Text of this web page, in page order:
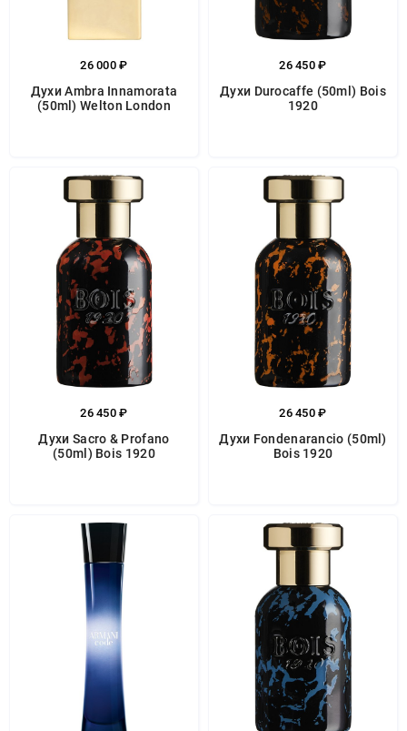
26 000 ₽
Духи Ambra Innamorata
(50ml) Welton London
26 450 ₽
Духи Durocaffe (50ml) Bois
1920
26 450 ₽
Духи Sacro & Profano
(50ml) Bois 1920
26 450 ₽
Духи Fondenarancio (50ml)
Bois 1920